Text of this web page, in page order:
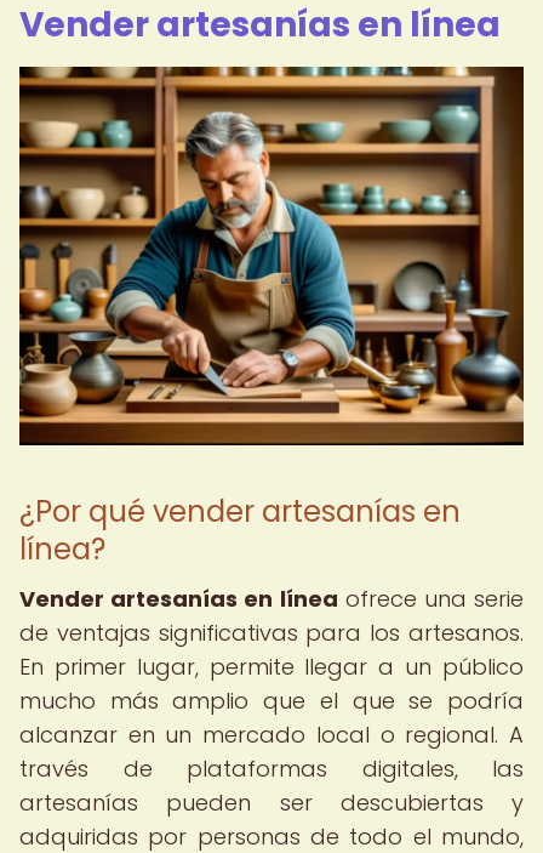
Vender artesanías en línea
¿Por qué vender artesanías en
línea?
Vender artesanías en línea ofrece una serie
de ventajas significativas para los artesanos.
En primer lugar, permite llegar a un público
mucho más amplio que el que se podría
alcanzar en un mercado local o regional. A
través de plataformas digitales, las
artesanías pueden ser descubiertas y
adquiridas por personas de todo el mundo,